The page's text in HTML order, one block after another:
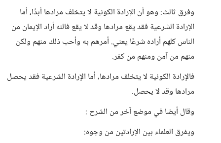
وفرق ثالث: وهو أن الإرادة الكونية لا يتخلف مرادها أبدًا، أما
الإرادة الشرعية فقد يقع مرادها وقد لا يقع فالله أراد الإيمان من
الناس كلهم أراده شرعًا يعني. أمرهم به وأحب ذلك منهم ولكن
منهم من آمن ومنهم من كفر.
فالإرادة الكونية لا يتخلف مرادها، أما الإرادة الشرعية فقد يحصل
مرادها وقد لا يحصل.
وقال أيضا في موضع آخر من الشرح :
ويفرق العلماء بين الإرادتين من وجوه: